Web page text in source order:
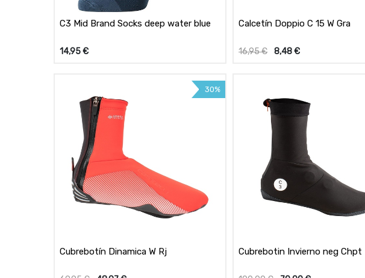
C3 Mid Brand Socks deep water blue
14,95€
Calcetín Doppio C 15 W Gra
16,95€ 8,48€
30%
Cubrebotín Dinamica W Rj Cubrebotin Invierno neg Chpt